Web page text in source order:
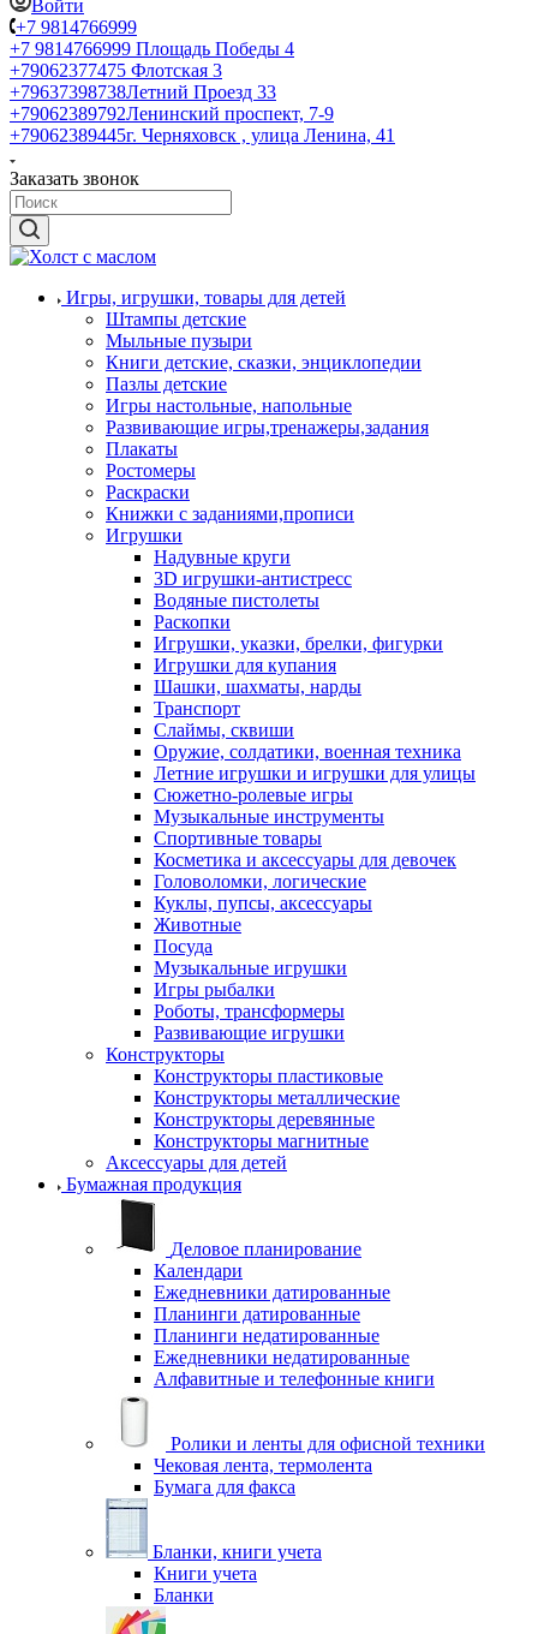
Войти
+7 9814766999
+7 9814766999 Площадь Победы 4
+79062377475 Флотская 3
+79637398738Летний Проезд 33
+79062389792Ленинский проспект, 7-9
+79062389445г. Черняховск , улица Ленина, 41
Заказать звонок
Игры, игрушки, товары для детей
Штампы детские
Мыльные пузыри
Книги детские, сказки, энциклопедии
Пазлы детские
Игры настольные, напольные
Развивающие игры,тренажеры,задания
Плакаты
Ростомеры
Раскраски
Книжки с заданиями,прописи
Игрушки
Надувные круги
3D игрушки-антистресс
Водяные пистолеты
Раскопки
Игрушки, указки, брелки, фигурки
Игрушки для купания
Шашки, шахматы, нарды
Транспорт
Слаймы, сквиши
Оружие, солдатики, военная техника
Летние игрушки и игрушки для улицы
Сюжетно-ролевые игры
Музыкальные инструменты
Спортивные товары
Косметика и аксессуары для девочек
Головоломки, логические
Куклы, пупсы, аксессуары
Животные
Посуда
Музыкальные игрушки
Игры рыбалки
Роботы, трансформеры
Развивающие игрушки
Конструкторы
Конструкторы пластиковые
Конструкторы металлические
Конструкторы деревянные
Конструкторы магнитные
Аксессуары для детей
Бумажная продукция
Деловое планирование
Календари
Ежедневники датированные
Планинги датированные
Планинги недатированные
Ежедневники недатированные
Алфавитные и телефонные книги
Ролики и ленты для офисной техники
Чековая лента, термолента
Бумага для факса
Бланки, книги учета
Книги учета
Бланки